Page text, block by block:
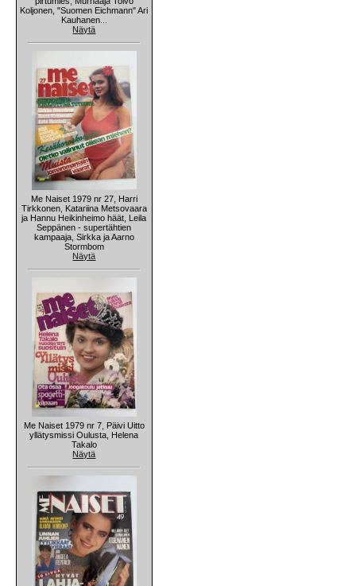
Koljonen, "Suomen Eichmann" Ari
Kauhanen...
Näytä
Me Naiset 1979 nr 27, Harri
Tirkkonen, Katariina Metsovaara
ja Hannu Heikinheimo häät, Leila
Seppänen - supertähtien
kampaaja, Sirkka ja Aarno
Stormbom
Näytä
Me Naiset 1979 nr 7, Päivi Uitto
yllätysmissi Oulusta, Helena
Takalo
Näytä